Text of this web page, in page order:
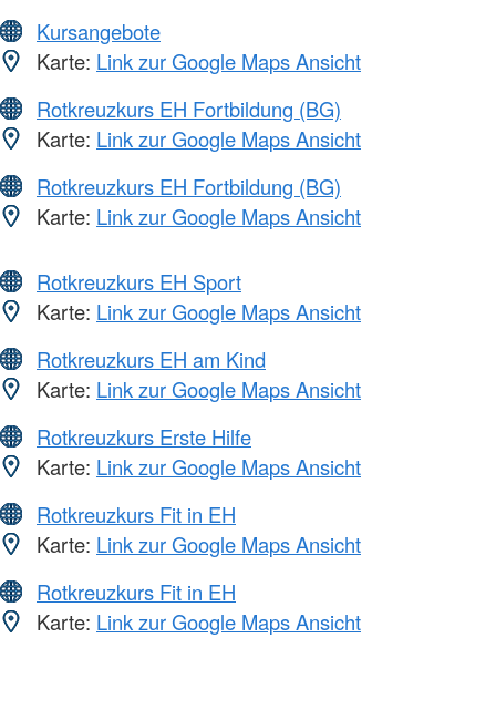
Kursangebote
Karte: Link zur Google Maps Ansicht
Rotkreuzkurs EH Fortbildung (BG)
Karte: Link zur Google Maps Ansicht
Rotkreuzkurs EH Fortbildung (BG)
Karte: Link zur Google Maps Ansicht
Rotkreuzkurs EH Sport
Karte: Link zur Google Maps Ansicht
Rotkreuzkurs EH am Kind
Karte: Link zur Google Maps Ansicht
Rotkreuzkurs Erste Hilfe
Karte: Link zur Google Maps Ansicht
Rotkreuzkurs Fit in EH
Karte: Link zur Google Maps Ansicht
Rotkreuzkurs Fit in EH
Karte: Link zur Google Maps Ansicht